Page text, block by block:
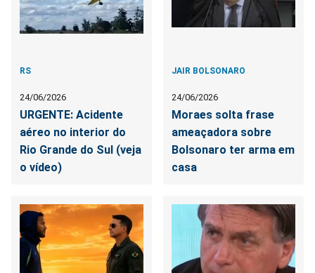
RS
24/06/2026
URGENTE: Acidente
aéreo no interior do
Rio Grande do Sul (veja
o vídeo)
JAIR BOLSONARO
24/06/2026
Moraes solta frase
ameaçadora sobre
Bolsonaro ter arma em
casa